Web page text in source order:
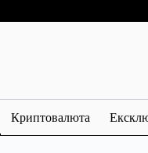
Криптовалюта